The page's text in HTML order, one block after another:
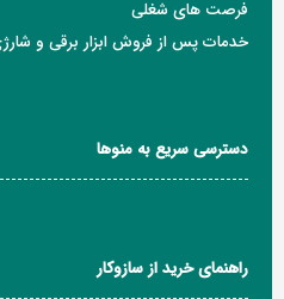
فرصت های شغلی
خدمات پس از فروش ابزار برقی و شارژی
دسترسی سریع به منوها
راهنمای خرید از سازوکار